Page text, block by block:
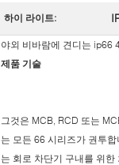
하이 라이트:
야외 비바람에 견디는 ip66
제품 기술
그것은 MCB, RCD 또는
는 모든 66 시리즈가 권투
는 회로 차단기 구내를 위